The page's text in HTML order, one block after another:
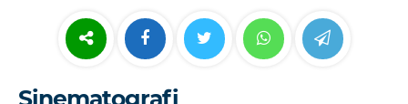
Sinematografi